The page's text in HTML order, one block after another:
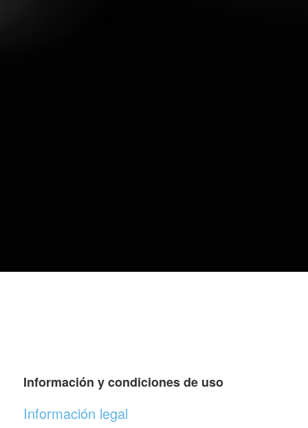
Información y condiciones de uso
Información legal